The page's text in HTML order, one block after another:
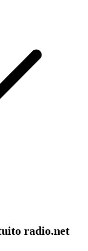
radio.net